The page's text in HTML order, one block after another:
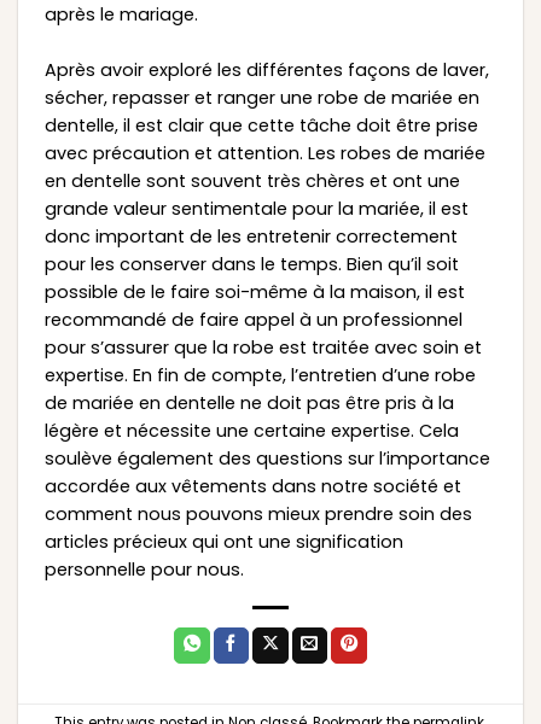
après le mariage.
Après avoir exploré les différentes façons de laver,
sécher, repasser et ranger une robe de mariée en
dentelle, il est clair que cette tâche doit être prise
avec précaution et attention. Les robes de mariée
en dentelle sont souvent très chères et ont une
grande valeur sentimentale pour la mariée, il est
donc important de les entretenir correctement
pour les conserver dans le temps. Bien qu’il soit
possible de le faire soi-même à la maison, il est
recommandé de faire appel à un professionnel
pour s’assurer que la robe est traitée avec soin et
expertise. En fin de compte, l’entretien d’une robe
de mariée en dentelle ne doit pas être pris à la
légère et nécessite une certaine expertise. Cela
soulève également des questions sur l’importance
accordée aux vêtements dans notre société et
comment nous pouvons mieux prendre soin des
articles précieux qui ont une signification
personnelle pour nous.